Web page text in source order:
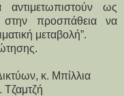
ως
στην προσπάθεια να
μεταβολή”.
κ. Μπίλλια
Τζαμτζή